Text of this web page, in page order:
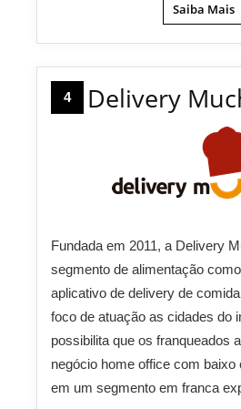
Saiba Mais
4 Delivery
Fundada em 2011, a Delivery
segmento de alimentação
aplicativo de delivery de
foco de atuação as cidades do
possibilita que os franqueados
negócio home office com baixo
em um segmento em franca